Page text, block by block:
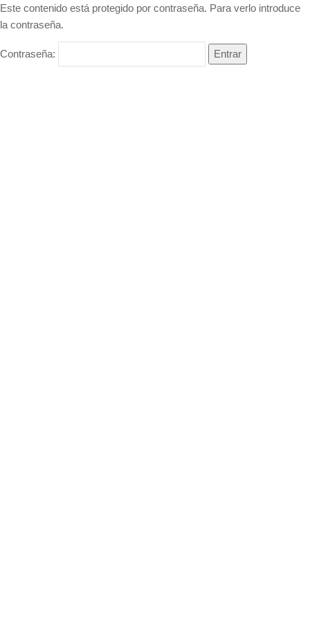
Este contenido está protegido por contraseña. Para verlo introduce
la contraseña.
Contraseña: